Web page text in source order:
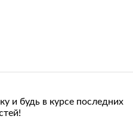
и будь в курсе последних